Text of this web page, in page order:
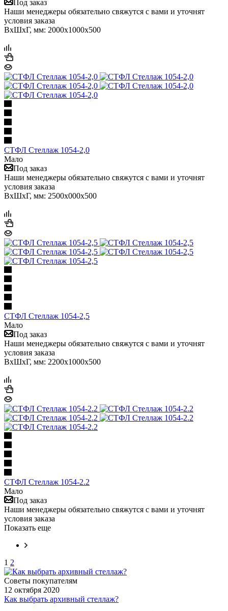
Под заказ
Наши менеджеры обязательно свяжутся с вами и уточнят
условия заказа
ВхШхГ, мм: 2000x1000x500
СТФЛ Стеллаж 1054-2,0
Мало
Под заказ
Наши менеджеры обязательно свяжутся с вами и уточнят
условия заказа
ВхШхГ, мм: 2500x000x500
СТФЛ Стеллаж 1054-2,5
Мало
Под заказ
Наши менеджеры обязательно свяжутся с вами и уточнят
условия заказа
ВхШхГ, мм: 2200x1000x500
СТФЛ Стеллаж 1054-2.2
Мало
Под заказ
Наши менеджеры обязательно свяжутся с вами и уточнят
условия заказа
Показать еще
1 2
Советы покупателям
12 октября 2020
Как выбрать архивный стеллаж?